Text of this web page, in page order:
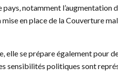
notamment l’augmentation
en place de la Couverture
elle se prépare également pour
politiques sont